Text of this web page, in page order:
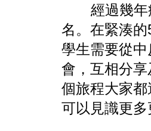
經過幾
名。在緊湊
學生需要從
會，互相分
個旅程大家
可以見識更多